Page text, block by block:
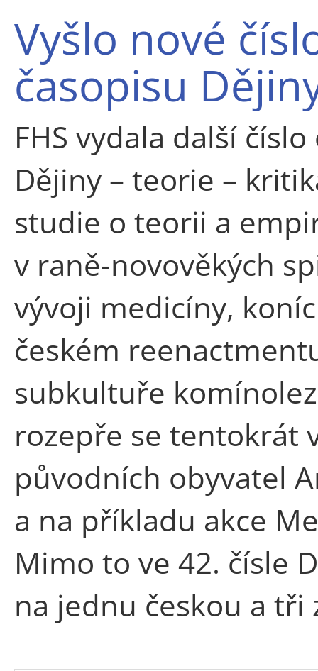
Vyšlo nové
časopisu
FHS vydala další
Dějiny – teorie –
studie o teorii a
v raně-novověkých
vývoji medicíny,
českém
subkultuře
rozepře se tentokrát
původních obyvatel
a na příkladu akce
Mimo to ve 42. čísle
na jednu českou a